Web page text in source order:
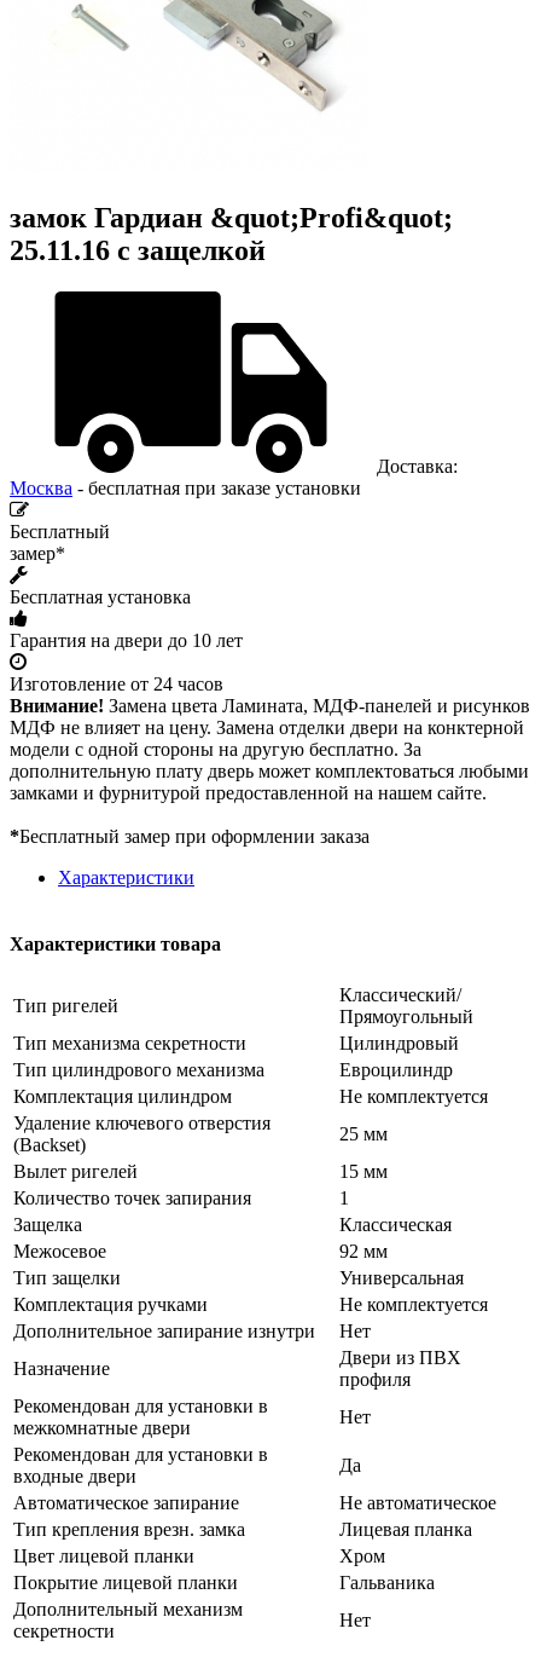
замок Гардиан &quot;Profi&quot;
25.11.16 с защелкой
Доставка:
Москва - бесплатная при заказе установки
Бесплатный
замер*
Бесплатная установка
Гарантия на двери до 10 лет
Изготовление от 24 часов
Внимание! Замена цвета Ламината, МДФ-панелей и рисунков
МДФ не влияет на цену. Замена отделки двери на конктерной
модели с одной стороны на другую бесплатно. За
дополнительную плату дверь может комплектоваться любыми
замками и фурнитурой предоставленной на нашем сайте.
*Бесплатный замер при оформлении заказа
Характеристики
Характеристики товара
Тип ригелей
Классический/
Прямоугольный
Тип механизма секретности
Цилиндровый
Тип цилиндрового механизма
Евроцилиндр
Комплектация цилиндром
Не комплектуется
Удаление ключевого отверстия
(Backset)
25 мм
Вылет ригелей
15 мм
Количество точек запирания
1
Защелка
Классическая
Межосевое
92 мм
Тип защелки
Универсальная
Комплектация ручками
Не комплектуется
Дополнительное запирание изнутри
Нет
Назначение
Двери из ПВХ
профиля
Рекомендован для установки в
межкомнатные двери
Нет
Рекомендован для установки в
входные двери
Да
Автоматическое запирание
Не автоматическое
Тип крепления врезн. замка
Лицевая планка
Цвет лицевой планки
Хром
Покрытие лицевой планки
Гальваника
Дополнительный механизм
секретности
Нет